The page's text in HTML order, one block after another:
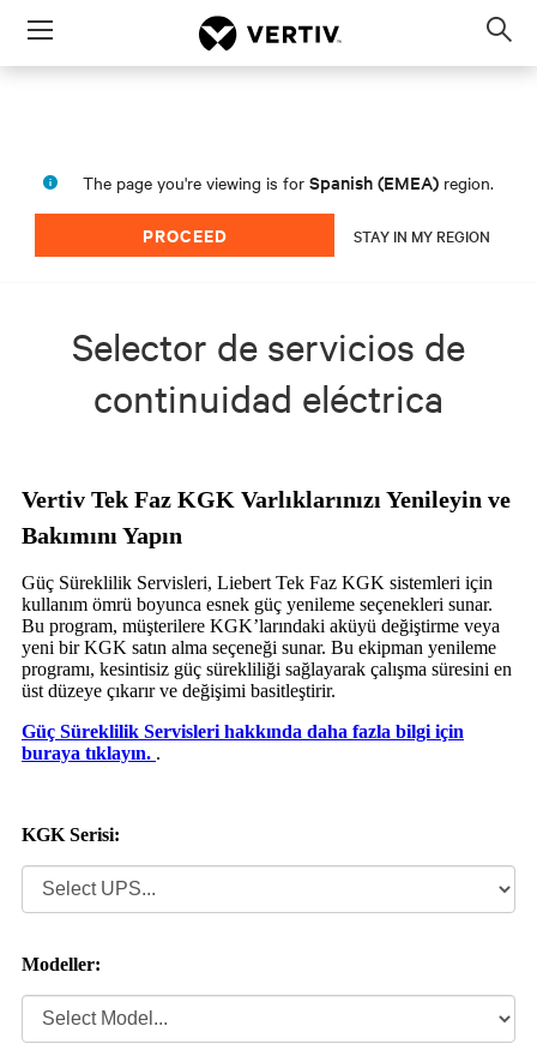
Menu
The page you're viewing is for Spanish (EMEA) region.
PROCEED STAY IN MY REGION
Selector de servicios de
continuidad eléctrica